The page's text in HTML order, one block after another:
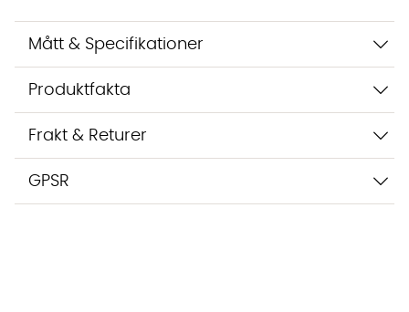
Mått & Specifikationer
Produktfakta
Frakt & Returer
GPSR
Jag godkänner att konversationen sparas
Starta chatten